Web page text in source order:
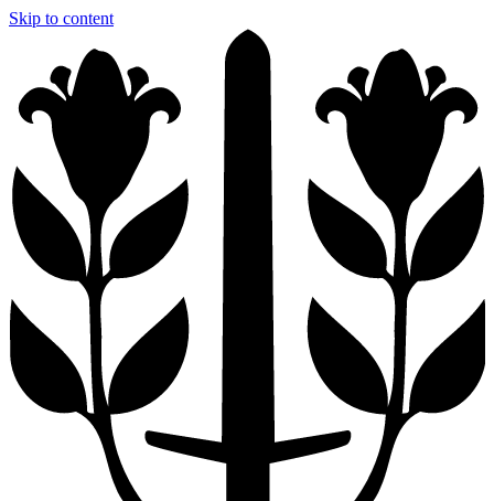
Skip to content